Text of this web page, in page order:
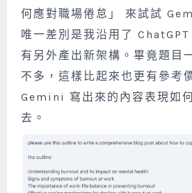
何應對職場倦怠」 來試試
唯一差別是我沿用了
有另外產出新架構。畢竟題目
不多，這樣比起來也更有參考
Gemini 寫出來的內容表現如
去。